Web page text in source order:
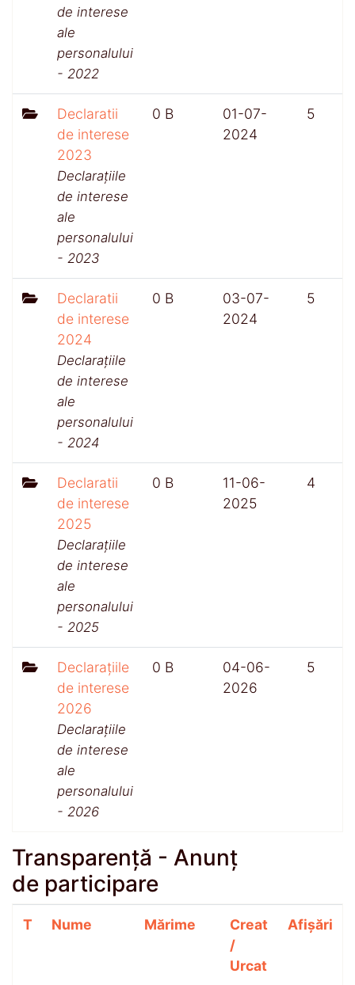
de interese
ale
personalului
- 2022
Declaratii
de interese
2023
Declarațiile
de interese
ale
personalului
- 2023
0 B
01-07-
2024
5
Declaratii
de interese
2024
Declarațiile
de interese
ale
personalului
- 2024
0 B
03-07-
2024
5
Declaratii
de interese
2025
Declarațiile
de interese
ale
personalului
- 2025
0 B
11-06-
2025
4
Declarațiile
de interese
2026
Declarațiile
de interese
ale
personalului
- 2026
0 B
04-06-
2026
5
Transparență - Anunț
de participare
T Nume Mărime
Creat
/
Urcat
Afișări